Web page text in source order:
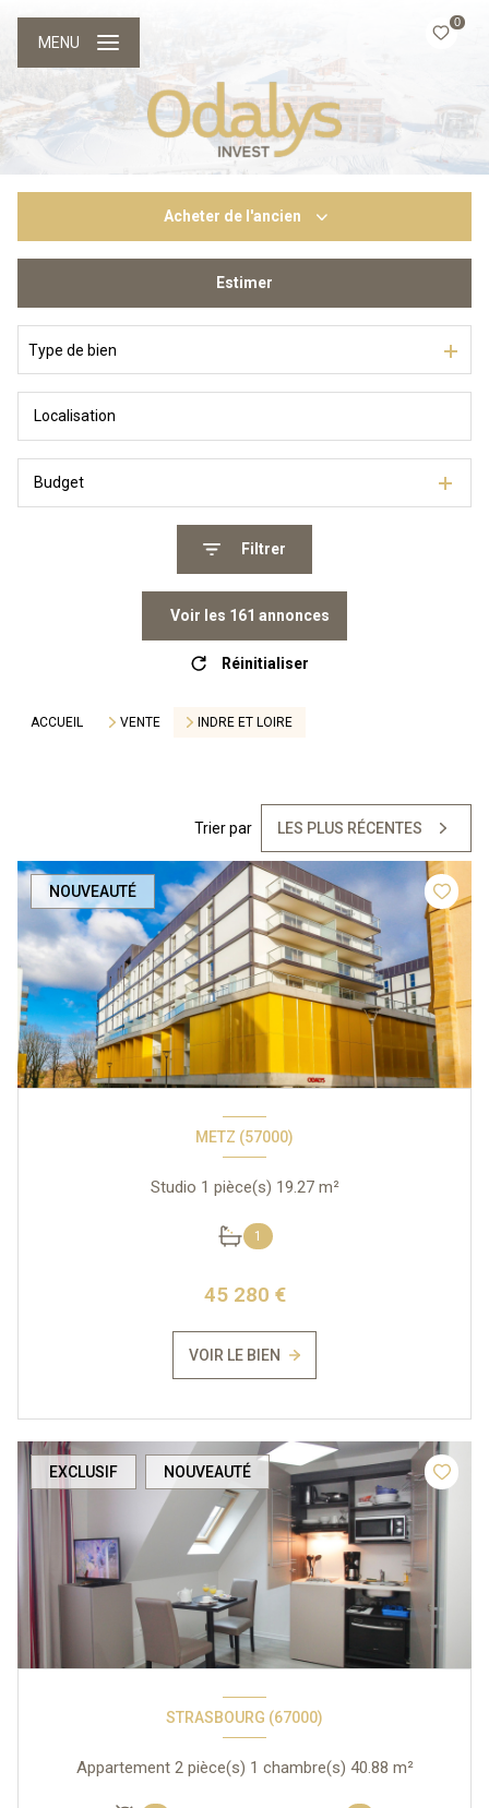
0
MENU
Acheter de l'ancien
Du neuf
Estimer
Type de bien
Budget
Filtrer
Voir les 161 annonces
Réinitialiser
ACCUEIL VENTE INDRE ET LOIRE
Trier par LES PLUS RÉCENTES
NOUVEAUTÉ
METZ (57000)
Studio 1 pièce(s) 19.27 m²
1
45 280 €
VOIR LE BIEN
EXCLUSIF NOUVEAUTÉ
STRASBOURG (67000)
Appartement 2 pièce(s) 1 chambre(s) 40.88 m²